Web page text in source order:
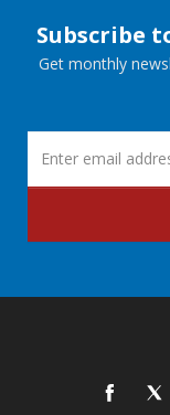
Subscribe
Get monthly